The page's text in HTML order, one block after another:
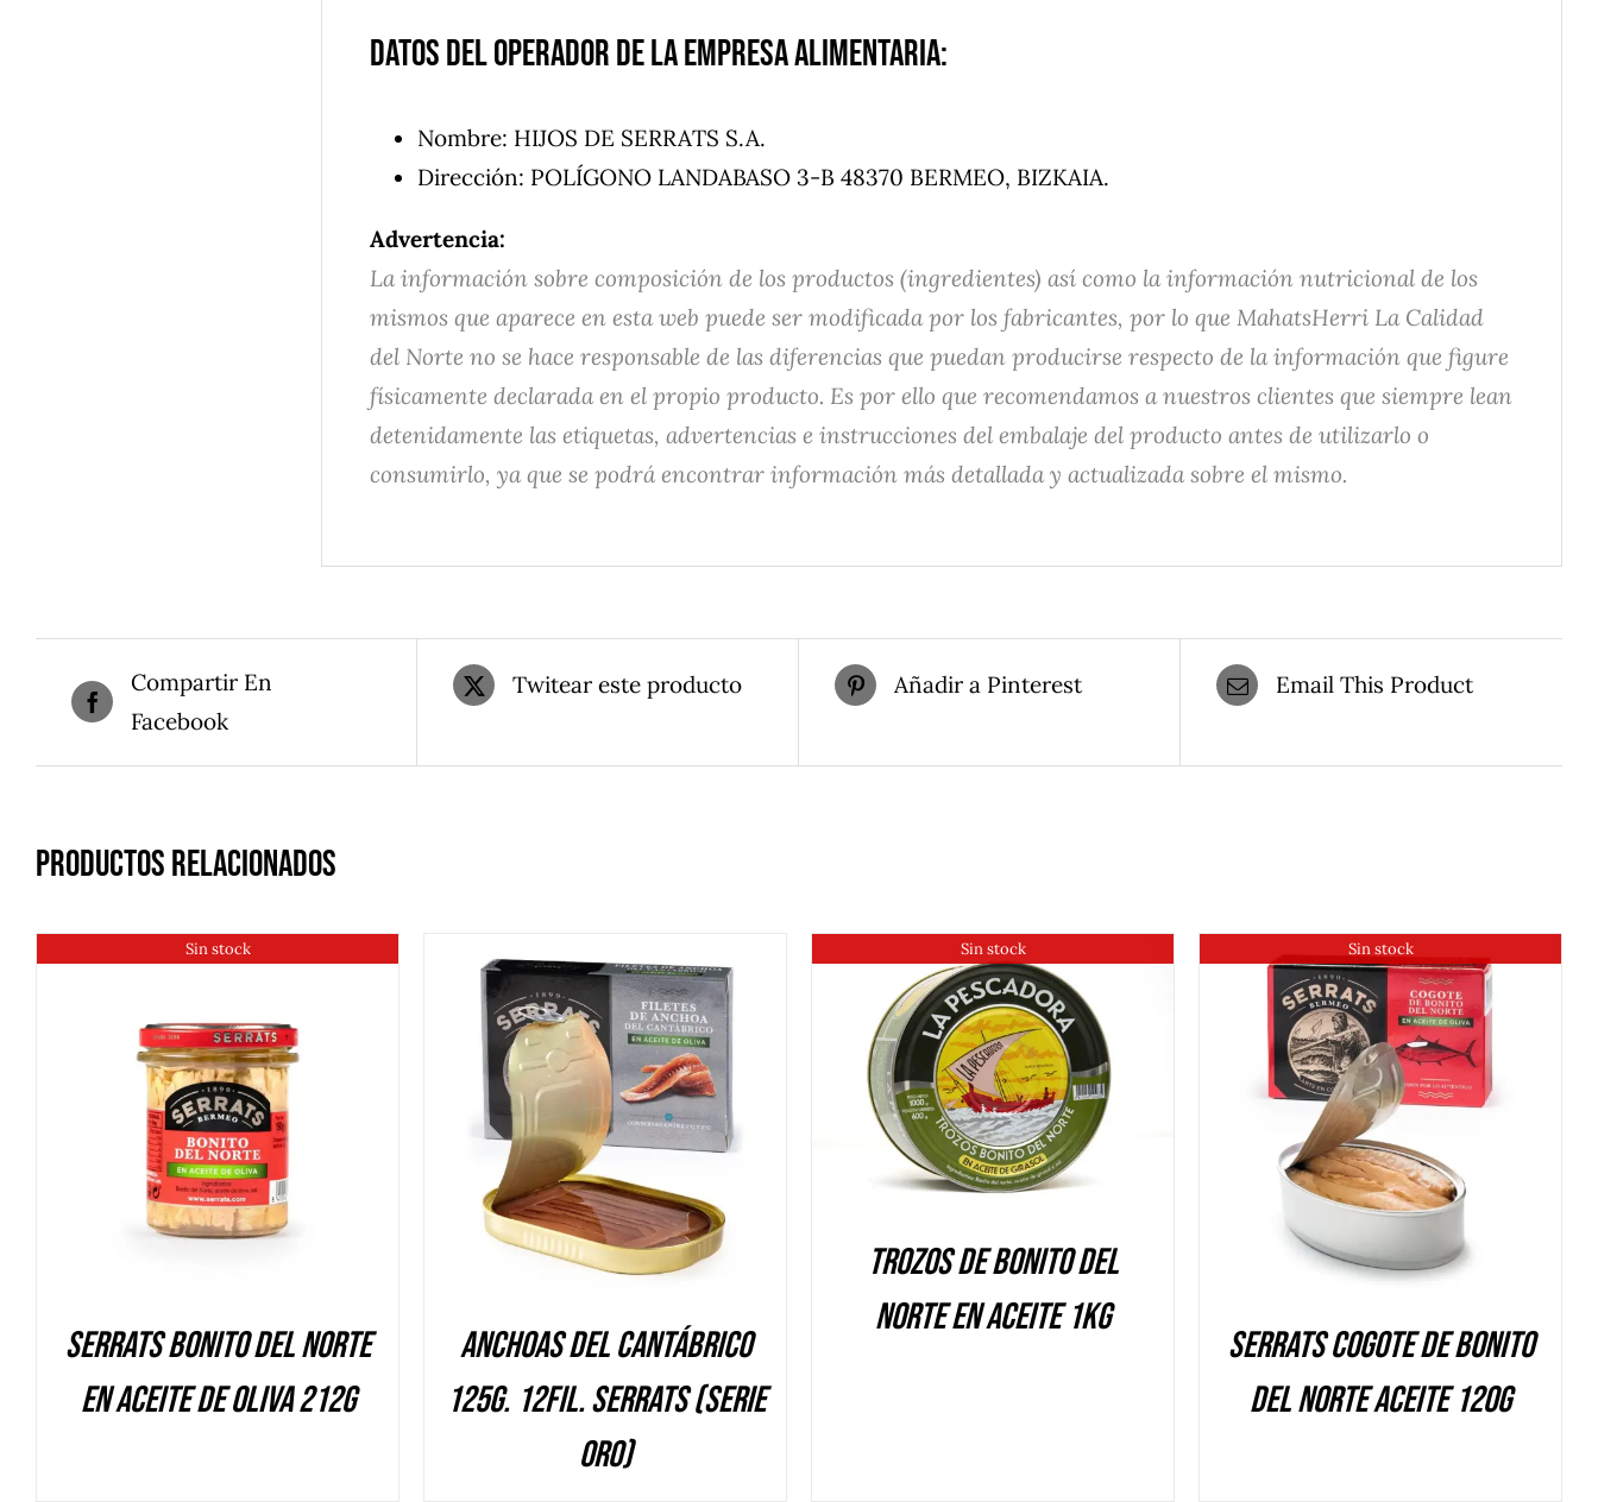
Datos del operador de la empresa alimentaria:
Nombre: HIJOS DE SERRATS S.A.
Dirección: POLÍGONO LANDABASO 3-B 48370 BERMEO, BIZKAIA.
Advertencia:
La información sobre composición de los productos (ingredientes) así como la información nutricional de los
mismos que aparece en esta web puede ser modificada por los fabricantes, por lo que MahatsHerri La Calidad
del Norte no se hace responsable de las diferencias que puedan producirse respecto de la información que figure
físicamente declarada en el propio producto. Es por ello que recomendamos a nuestros clientes que siempre lean
detenidamente las etiquetas, advertencias e instrucciones del embalaje del producto antes de utilizarlo o
consumirlo, ya que se podrá encontrar información más detallada y actualizada sobre el mismo.
Compartir En
Facebook
Twitear este producto Añadir a Pinterest Email This Product
Productos relacionados
Sin stock
DETALLES
Serrats Bonito del Norte
en aceite de oliva 212g
DETALLES
Anchoas del Cantábrico
125g. 12fil. Serrats (Serie
ORO)
Sin stock
DETALLES
Trozos de Bonito del
Norte en aceite 1Kg
Sin stock
DETALLES
Serrats Cogote de Bonito
del Norte aceite 120g